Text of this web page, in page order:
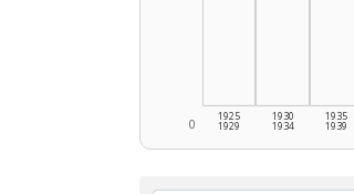
0
1925
1929
1930
1934
1935
1939